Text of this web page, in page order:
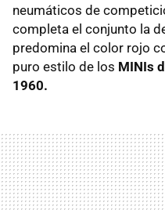
neumáticos de
completa el conjunto la
predomina el color rojo
puro estilo de los MINIs
1960.